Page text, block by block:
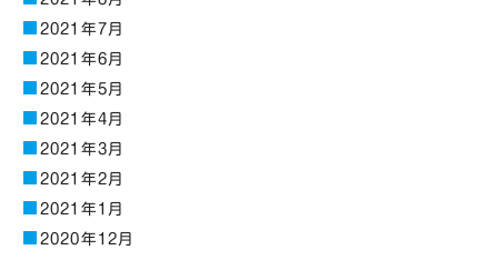
2021年7月
2021年6月
2021年5月
2021年4月
2021年3月
2021年2月
2021年1月
2020年12月